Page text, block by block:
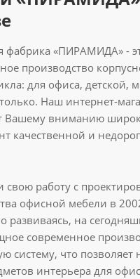
фабрика «ПИРАМИДА» -
производство
для офиса, детской,
Наш интернет-
Вашему вниманию
качественной и
работу с
офисной мебели в
развиваясь, на
современное
систему, что позволяет
интерьера для